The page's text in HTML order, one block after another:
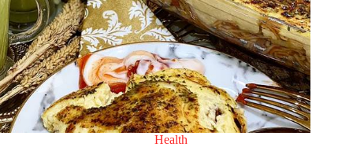
Health